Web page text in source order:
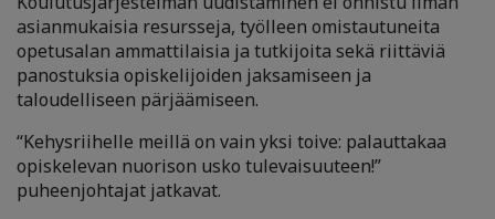
asianmukaisia resursseja, työlleen omistautuneita
opetusalan ammattilaisia ja tutkijoita sekä riittäviä
panostuksia opiskelijoiden jaksamiseen ja
taloudelliseen pärjäämiseen.
“Kehysriihelle meillä on vain yksi toive: palauttakaa
opiskelevan nuorison usko tulevaisuuteen!”
puheenjohtajat jatkavat.